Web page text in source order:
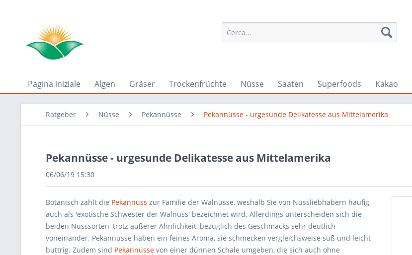
Pagina iniziale Algen Gräser Trockenfrüchte Nüsse Saaten Superfoods Kakao
Ratgeber Nüsse Pekannüsse Pekannüsse - urgesunde Delikatesse aus Mittelamerika
Pekannüsse - urgesunde Delikatesse aus Mittelamerika
06/06/19 15:30
Botanisch zählt die Pekannuss zur Familie der Walnüsse, weshalb Sie von Nussliebhabern häufig
auch als 'exotische Schwester der Walnuss' bezeichnet wird. Allerdings unterscheiden sich die
beiden Nusssorten, trotz äußerer Ähnlichkeit, bezüglich des Geschmacks sehr deutlich
voneinander. Pekannüsse haben ein feines Aroma, sie schmecken vergleichsweise süß und leicht
buttrig. Zudem sind Pekannüsse von einer dünnen Schale umgeben, die sich auch ohne